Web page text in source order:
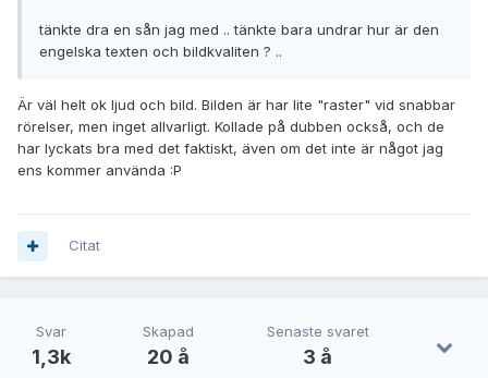
tänkte dra en sån jag med .. tänkte bara undrar hur är den
engelska texten och bildkvaliten ? ..
Är väl helt ok ljud och bild. Bilden är har lite "raster" vid snabbar
rörelser, men inget allvarligt. Kollade på dubben också, och de
har lyckats bra med det faktiskt, även om det inte är något jag
ens kommer använda :P
Citat
Svar
1,3k
Skapad
20 å
Senaste svaret
3 å